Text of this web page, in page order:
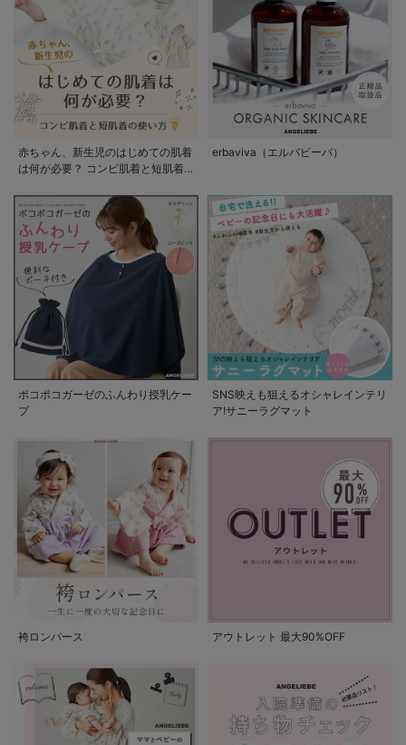
赤ちゃん、新生児のはじめての肌着
は何が必要？ コンビ肌着と短肌着
erbaviva（エルバビーバ）
ポコポコガーゼのふんわり授乳ケー
プ
SNS映えも狙えるオシャレインテリ
ア!サニーラグマット
袴ロンパース アウトレット 最大90%OFF